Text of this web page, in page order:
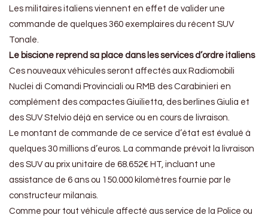
Les militaires italiens viennent en effet de valider une
commande de quelques 360 exemplaires du récent SUV
Tonale.
Le biscione reprend sa place dans les services d’ordre italiens
Ces nouveaux véhicules seront affectés aux Radiomobili
Nuclei di Comandi Provinciali ou RMB des Carabinieri en
complément des compactes Giuilietta, des berlines Giulia et
des SUV Stelvio déjà en service ou en cours de livraison.
Le montant de commande de ce service d’état est évalué à
quelques 30 millions d’euros. La commande prévoit la livraison
des SUV au prix unitaire de 68.652€ HT, incluant une
assistance de 6 ans ou 150.000 kilomètres fournie par le
constructeur milanais.
Comme pour tout véhicule affecté aus service de la Police ou